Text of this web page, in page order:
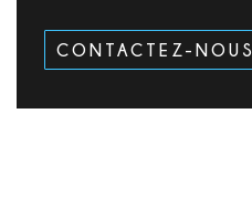
CONTACTEZ-NOUS